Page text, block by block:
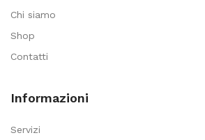
Chi siamo
Shop
Contatti
Informazioni
Servizi